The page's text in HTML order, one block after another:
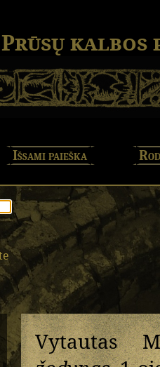
Prūsų kalbos
Išsami paieška
Vytautas